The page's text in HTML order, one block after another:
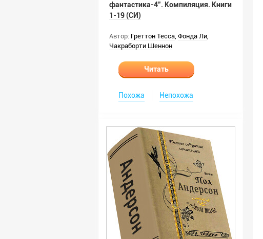
фантастика-4". Компиляция. Книги
1-19 (СИ)
Автор: Греттон Тесса, Фонда Ли,
Чакраборти Шеннон
Читать
Похожа Непохожа